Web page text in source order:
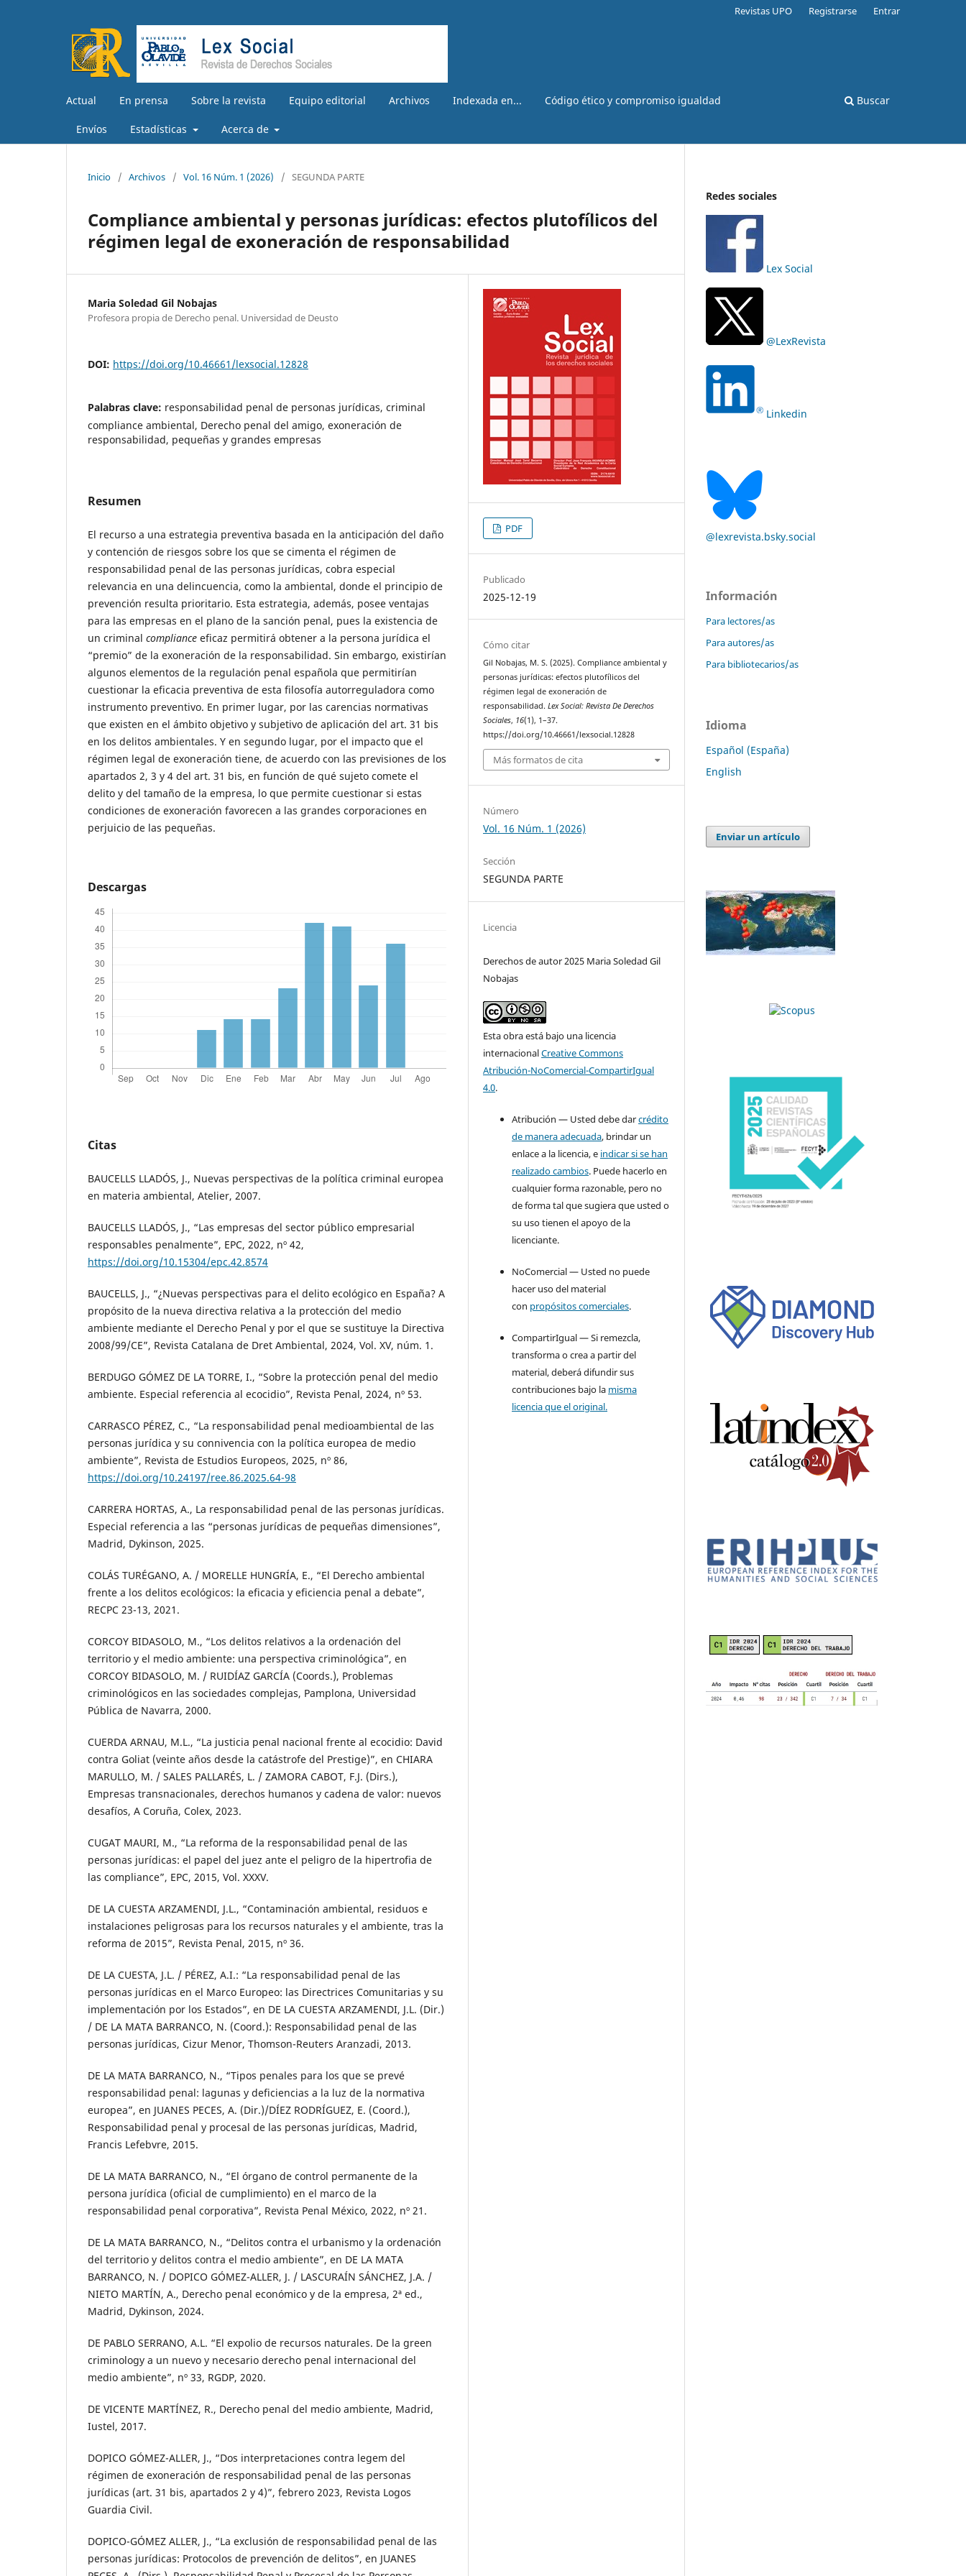
Actual En prensa Sobre la revista Equipo editorial Archivos Indexada en... Código ético y compromiso igualdad
Envíos Estadísticas Acerca de
Buscar
Revistas UPO Registrarse Entrar
Inicio / Archivos / Vol. 16 Núm. 1 (2026) / SEGUNDA PARTE
Compliance ambiental y personas jurídicas: efectos plutofílicos del
régimen legal de exoneración de responsabilidad
Maria Soledad Gil Nobajas
Profesora propia de Derecho penal. Universidad de Deusto
DOI: https://doi.org/10.46661/lexsocial.12828
Palabras clave: responsabilidad penal de personas jurídicas, criminal
compliance ambiental, Derecho penal del amigo, exoneración de
responsabilidad, pequeñas y grandes empresas
Resumen
El recurso a una estrategia preventiva basada en la anticipación del daño
y contención de riesgos sobre los que se cimenta el régimen de
responsabilidad penal de las personas jurídicas, cobra especial
relevancia en una delincuencia, como la ambiental, donde el principio de
prevención resulta prioritario. Esta estrategia, además, posee ventajas
para las empresas en el plano de la sanción penal, pues la existencia de
un criminal compliance eficaz permitirá obtener a la persona jurídica el
“premio” de la exoneración de la responsabilidad. Sin embargo, existirían
algunos elementos de la regulación penal española que permitirían
cuestionar la eficacia preventiva de esta filosofía autorreguladora como
instrumento preventivo. En primer lugar, por las carencias normativas
que existen en el ámbito objetivo y subjetivo de aplicación del art. 31 bis
en los delitos ambientales. Y en segundo lugar, por el impacto que el
régimen legal de exoneración tiene, de acuerdo con las previsiones de los
apartados 2, 3 y 4 del art. 31 bis, en función de qué sujeto comete el
delito y del tamaño de la empresa, lo que permite cuestionar si estas
condiciones de exoneración favorecen a las grandes corporaciones en
perjuicio de las pequeñas.
Descargas
Citas
BAUCELLS LLADÓS, J., Nuevas perspectivas de la política criminal europea
en materia ambiental, Atelier, 2007.
BAUCELLS LLADÓS, J., “Las empresas del sector público empresarial
responsables penalmente”, EPC, 2022, nº 42,
https://doi.org/10.15304/epc.42.8574
BAUCELLS, J., “¿Nuevas perspectivas para el delito ecológico en España? A
propósito de la nueva directiva relativa a la protección del medio
ambiente mediante el Derecho Penal y por el que se sustituye la Directiva
2008/99/CE”, Revista Catalana de Dret Ambiental, 2024, Vol. XV, núm. 1.
BERDUGO GÓMEZ DE LA TORRE, I., “Sobre la protección penal del medio
ambiente. Especial referencia al ecocidio”, Revista Penal, 2024, nº 53.
CARRASCO PÉREZ, C., “La responsabilidad penal medioambiental de las
personas jurídica y su connivencia con la política europea de medio
ambiente”, Revista de Estudios Europeos, 2025, nº 86,
https://doi.org/10.24197/ree.86.2025.64-98
CARRERA HORTAS, A., La responsabilidad penal de las personas jurídicas.
Especial referencia a las “personas jurídicas de pequeñas dimensiones”,
Madrid, Dykinson, 2025.
COLÁS TURÉGANO, A. / MORELLE HUNGRÍA, E., “El Derecho ambiental
frente a los delitos ecológicos: la eficacia y eficiencia penal a debate”,
RECPC 23-13, 2021.
CORCOY BIDASOLO, M., “Los delitos relativos a la ordenación del
territorio y el medio ambiente: una perspectiva criminológica”, en
CORCOY BIDASOLO, M. / RUIDÍAZ GARCÍA (Coords.), Problemas
criminológicos en las sociedades complejas, Pamplona, Universidad
Pública de Navarra, 2000.
CUERDA ARNAU, M.L., “La justicia penal nacional frente al ecocidio: David
contra Goliat (veinte años desde la catástrofe del Prestige)”, en CHIARA
MARULLO, M. / SALES PALLARÉS, L. / ZAMORA CABOT, F.J. (Dirs.),
Empresas transnacionales, derechos humanos y cadena de valor: nuevos
desafíos, A Coruña, Colex, 2023.
CUGAT MAURI, M., “La reforma de la responsabilidad penal de las
personas jurídicas: el papel del juez ante el peligro de la hipertrofia de
las compliance”, EPC, 2015, Vol. XXXV.
DE LA CUESTA ARZAMENDI, J.L., “Contaminación ambiental, residuos e
instalaciones peligrosas para los recursos naturales y el ambiente, tras la
reforma de 2015”, Revista Penal, 2015, nº 36.
DE LA CUESTA, J.L. / PÉREZ, A.I.: “La responsabilidad penal de las
personas jurídicas en el Marco Europeo: las Directrices Comunitarias y su
implementación por los Estados”, en DE LA CUESTA ARZAMENDI, J.L. (Dir.)
/ DE LA MATA BARRANCO, N. (Coord.): Responsabilidad penal de las
personas jurídicas, Cizur Menor, Thomson-Reuters Aranzadi, 2013.
DE LA MATA BARRANCO, N., “Tipos penales para los que se prevé
responsabilidad penal: lagunas y deficiencias a la luz de la normativa
europea”, en JUANES PECES, A. (Dir.)/DÍEZ RODRÍGUEZ, E. (Coord.),
Responsabilidad penal y procesal de las personas jurídicas, Madrid,
Francis Lefebvre, 2015.
DE LA MATA BARRANCO, N., “El órgano de control permanente de la
persona jurídica (oficial de cumplimiento) en el marco de la
responsabilidad penal corporativa”, Revista Penal México, 2022, nº 21.
DE LA MATA BARRANCO, N., “Delitos contra el urbanismo y la ordenación
del territorio y delitos contra el medio ambiente”, en DE LA MATA
BARRANCO, N. / DOPICO GÓMEZ-ALLER, J. / LASCURAÍN SÁNCHEZ, J.A. /
NIETO MARTÍN, A., Derecho penal económico y de la empresa, 2ª ed.,
Madrid, Dykinson, 2024.
DE PABLO SERRANO, A.L. “El expolio de recursos naturales. De la green
criminology a un nuevo y necesario derecho penal internacional del
medio ambiente”, nº 33, RGDP, 2020.
DE VICENTE MARTÍNEZ, R., Derecho penal del medio ambiente, Madrid,
Iustel, 2017.
DOPICO GÓMEZ-ALLER, J., “Dos interpretaciones contra legem del
régimen de exoneración de responsabilidad penal de las personas
jurídicas (art. 31 bis, apartados 2 y 4)”, febrero 2023, Revista Logos
Guardia Civil.
DOPICO-GÓMEZ ALLER, J., “La exclusión de responsabilidad penal de las
personas jurídicas: Protocolos de prevención de delitos”, en JUANES
PDF
Publicado
2025-12-19
Cómo citar
Gil Nobajas, M. S. (2025). Compliance ambiental y
personas jurídicas: efectos plutofílicos del
régimen legal de exoneración de
responsabilidad.Lex Social: Revista De Derechos
Sociales, 16(1), 1–37.
https://doi.org/10.46661/lexsocial.12828
Más formatos de cita
Número
Vol. 16 Núm. 1 (2026)
Sección
SEGUNDA PARTE
Licencia
Derechos de autor 2025 Maria Soledad Gil
Nobajas
Esta obra está bajo una licencia
internacionalCreative Commons
Atribución-NoComercial-CompartirIgual
4.0.
Atribución — Usted debe darcrédito
de manera adecuada, brindar un
enlace a la licencia, e indicar si se han
realizado cambios. Puede hacerlo en
cualquier forma razonable, pero no
de forma tal que sugiera que usted o
su uso tienen el apoyo de la
licenciante.
NoComercial — Usted no puede
hacer uso del material
con propósitos comerciales.
CompartirIgual — Si remezcla,
transforma o crea a partir del
material, deberá difundir sus
contribuciones bajo la misma
licencia que el original.
Redes sociales
Lex Social
@LexRevista
Linkedin
@lexrevista.bsky.social
Información
Para lectores/as
Para autores/as
Para bibliotecarios/as
Idioma
Español (España)
English
Enviar un artículo